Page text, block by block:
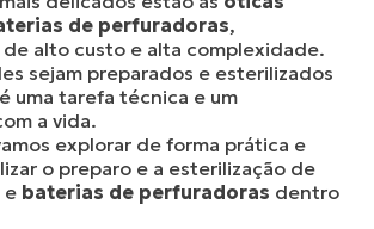
de perfuradoras,
alto custo e alta complexidade.
sejam preparados e esterilizados
uma tarefa técnica e um
a vida.
explorar de forma prática e
o preparo e a esterilização de
e baterias de perfuradoras dentro